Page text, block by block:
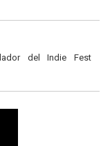
del Indie Fest